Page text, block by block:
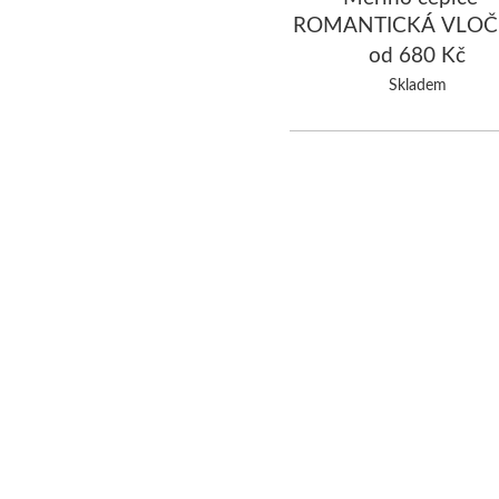
ROMANTICKÁ
černá/hnědá
od 680 Kč
Skladem